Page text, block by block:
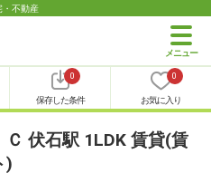
・不動産
0
保存した条件
0
お気に入り
伏石駅 1LDK 賃貸(賃
)